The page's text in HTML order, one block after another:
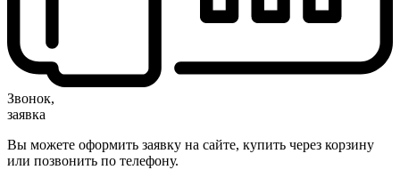
Звонок,
заявка
Вы можете оформить заявку на сайте, купить через корзину
или позвонить по телефону.